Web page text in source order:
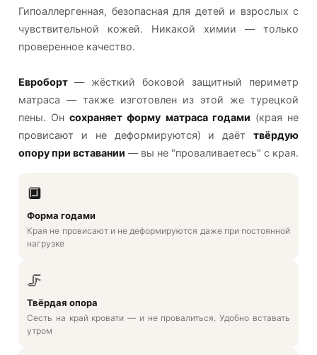
Гипоаллергенная, безопасная для детей и взрослых с
чувствительной кожей. Никакой химии — только
проверенное качество.
Евроборт — жёсткий боковой защитный периметр
матраса — также изготовлен из этой же турецкой
пены. Онсохраняет форму матраса годами (края не
провисают и не деформируются) и даёт твёрдую
опору при вставании — вы не "проваливаетесь" с края.
🔲
Форма годами
Края не провисают и не деформируются даже при постоянной
нагрузке
🦵
Твёрдая опора
Сесть на край кровати — и не провалиться. Удобно вставать
утром